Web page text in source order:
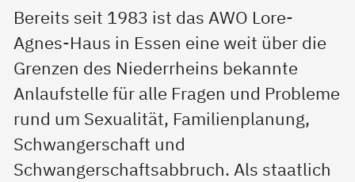
Bereits seit 1983 ist das AWO Lore-
Agnes-Haus in Essen eine weit über die
Grenzen des Niederrheins bekannte
Anlaufstelle für alle Fragen und Probleme
rund um Sexualität, Familienplanung,
Schwangerschaft und
Schwangerschaftsabbruch. Als staatlich